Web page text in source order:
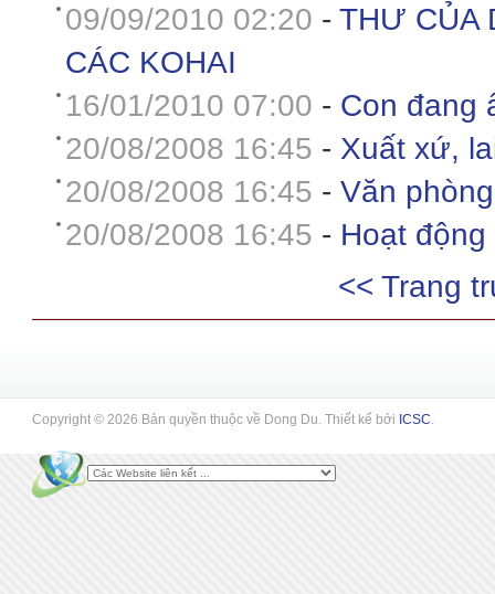
09/09/2010 02:20 - THƯ CỦA
CÁC KOHAI
16/01/2010 07:00 - Con đang
20/08/2008 16:45 - Xuất xứ,
20/08/2008 16:45 - Văn
20/08/2008 16:45 - Hoạt
<< Trang
Copyright © 2026 Bản quyền thuộc về Dong Du. Thiết kế bởi ICSC.